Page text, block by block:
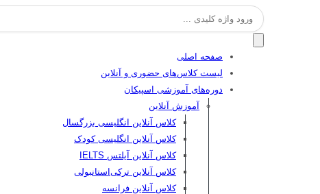
جستجو
برای:
صفحه اصلی
لیست کلاس‌های حضوری و آنلاین
دوره‌های آموزشی اسپیکان
آموزش آنلاین
کلاس آنلاین انگلیسی بزرگسال
کلاس آنلاین انگلیسی کودک
کلاس آنلاین آیلتس IELTS
کلاس آنلاین ترکی‌استانبولی
کلاس آنلاین فرانسه